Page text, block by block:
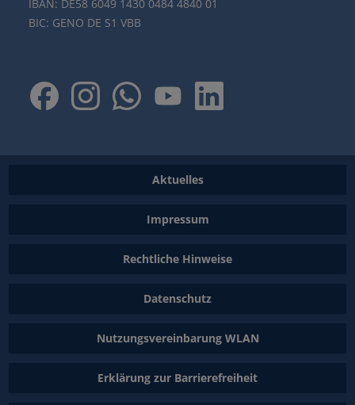
IBAN: DE58 6049 1430 0484 4840 01
BIC: GENO DE S1 VBB
Aktuelles
Impressum
Rechtliche Hinweise
Datenschutz
Nutzungsvereinbarung WLAN
Erklärung zur Barrierefreiheit